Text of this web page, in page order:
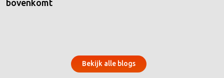
bovenkomt
Bekijk alle blogs